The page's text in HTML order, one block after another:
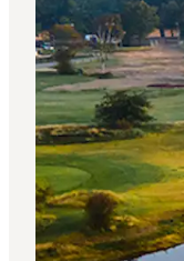
Natur
Städte und
Das passiert
Praktische